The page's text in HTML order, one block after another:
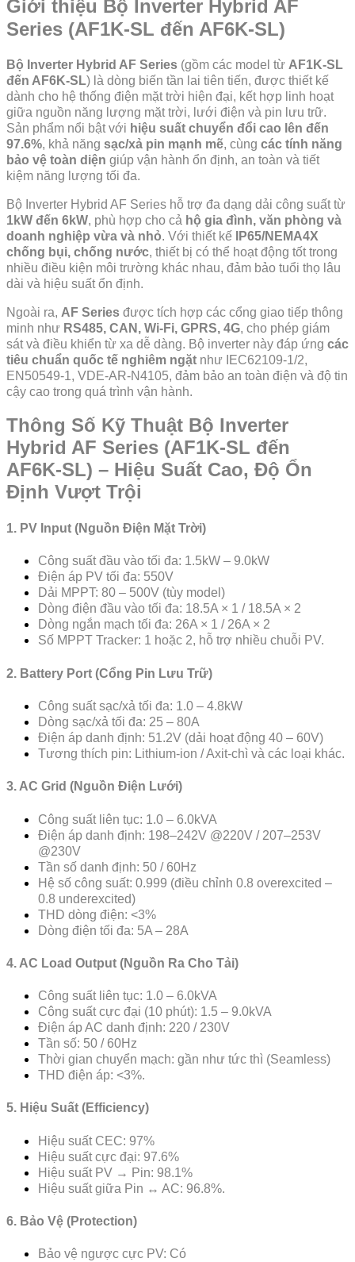
Giới thiệu Bộ Inverter Hybrid AF
Series (AF1K-SL đến AF6K-SL)
Bộ Inverter Hybrid AF Series (gồm các model từ AF1K-SL
đến AF6K-SL) là dòng biến tần lai tiên tiến, được thiết kế
dành cho hệ thống điện mặt trời hiện đại, kết hợp linh hoạt
giữa nguồn năng lượng mặt trời, lưới điện và pin lưu trữ.
Sản phẩm nổi bật với hiệu suất chuyển đổi cao lên đến
97.6%, khả năng sạc/xả pin mạnh mẽ, cùng các tính năng
bảo vệ toàn diện giúp vận hành ổn định, an toàn và tiết
kiệm năng lượng tối đa.
Bộ Inverter Hybrid AF Series hỗ trợ đa dạng dải công suất từ
1kW đến 6kW, phù hợp cho cả hộ gia đình, văn phòng và
doanh nghiệp vừa và nhỏ. Với thiết kế
IP65/NEMA4X
chống bụi, chống nước, thiết bị có thể hoạt động tốt trong
nhiều điều kiện môi trường khác nhau, đảm bảo tuổi thọ lâu
dài và hiệu suất ổn định.
Ngoài ra, AF Series được tích hợp các cổng giao tiếp thông
minh như RS485, CAN, Wi-Fi, GPRS, 4G, cho phép giám
sát và điều khiển từ xa dễ dàng. Bộ inverter này đáp ứng các
tiêu chuẩn quốc tế nghiêm ngặt như IEC62109-1/2,
EN50549-1, VDE-AR-N4105, đảm bảo an toàn điện và độ tin
cậy cao trong quá trình vận hành.
Thông Số Kỹ Thuật Bộ Inverter
Hybrid AF Series (AF1K-SL đến
AF6K-SL) – Hiệu Suất Cao, Độ Ổn
Định Vượt Trội
1. PV Input (Nguồn Điện Mặt Trời)
Công suất đầu vào tối đa: 1.5kW – 9.0kW
Điện áp PV tối đa: 550V
Dải MPPT: 80 – 500V (tùy model)
Dòng điện đầu vào tối đa: 18.5A × 1 / 18.5A × 2
Dòng ngắn mạch tối đa: 26A × 1 / 26A × 2
Số MPPT Tracker: 1 hoặc 2, hỗ trợ nhiều chuỗi PV.
2. Battery Port (Cổng Pin Lưu Trữ)
Công suất sạc/xả tối đa: 1.0 – 4.8kW
Dòng sạc/xả tối đa: 25 – 80A
Điện áp danh định: 51.2V (dải hoạt động 40 – 60V)
Tương thích pin: Lithium-ion / Axit-chì và các loại khác.
3. AC Grid (Nguồn Điện Lưới)
Công suất liên tục: 1.0 – 6.0kVA
Điện áp danh định: 198–242V @220V / 207–253V
@230V
Tần số danh định: 50 / 60Hz
Hệ số công suất: 0.999 (điều chỉnh 0.8 overexcited –
0.8 underexcited)
THD dòng điện: <3%
Dòng điện tối đa: 5A – 28A
4. AC Load Output (Nguồn Ra Cho Tải)
Công suất liên tục: 1.0 – 6.0kVA
Công suất cực đại (10 phút): 1.5 – 9.0kVA
Điện áp AC danh định: 220 / 230V
Tần số: 50 / 60Hz
Thời gian chuyển mạch: gần như tức thì (Seamless)
THD điện áp: <3%.
5. Hiệu Suất (Efficiency)
Hiệu suất CEC: 97%
Hiệu suất cực đại: 97.6%
Hiệu suất PV → Pin: 98.1%
Hiệu suất giữa Pin ↔ AC: 96.8%.
6. Bảo Vệ (Protection)
Bảo vệ ngược cực PV: Có